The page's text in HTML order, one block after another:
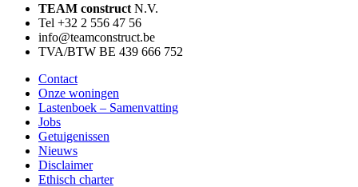
TEAM construct N.V.
Tel +32 2 556 47 56
info@teamconstruct.be
TVA/BTW BE 439 666 752
Contact
Onze woningen
Lastenboek – Samenvatting
Jobs
Getuigenissen
Nieuws
Disclaimer
Ethisch charter